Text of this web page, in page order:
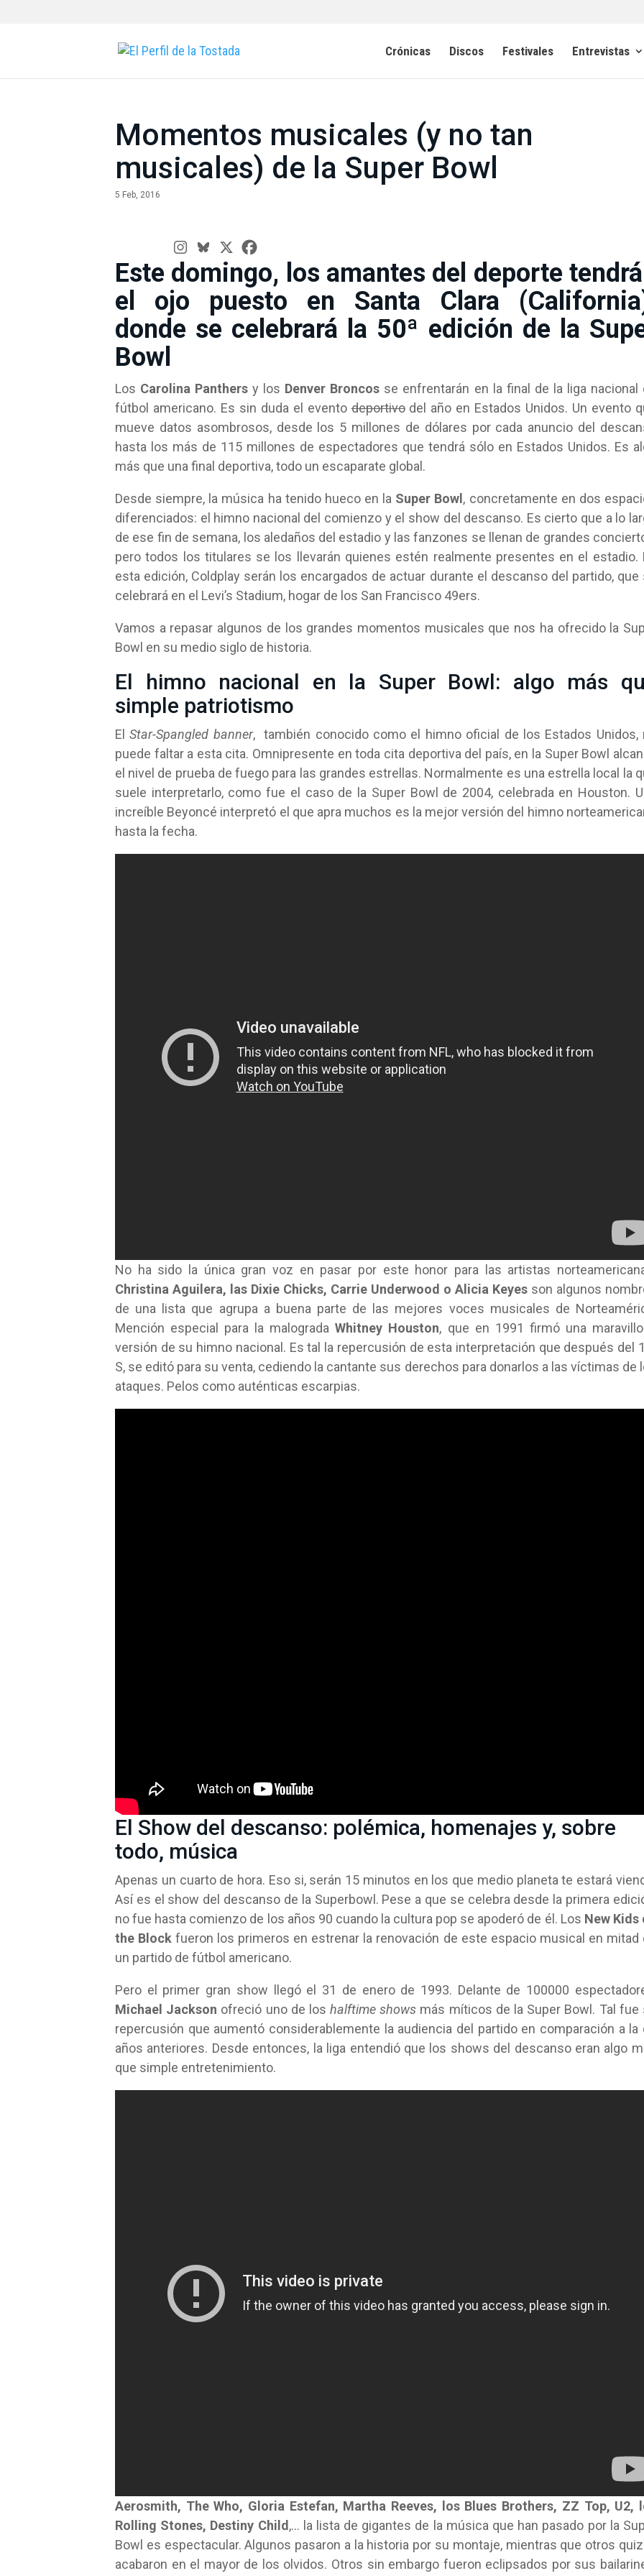
Crónicas Discos Festivales Entrevistas
Momentos musicales (y no tan
musicales) de la Super Bowl
5 Feb, 2016
Este domingo, los amantes del deporte
el ojo puesto en Santa Clara
donde se celebrará la 50ª edición de la
Bowl
Los Carolina Panthers y los Denver Broncos se enfrentarán en la final de la liga nacional
fútbol americano. Es sin duda el eventodeportivodel año en Estados Unidos. Un evento
mueve datos asombrosos, desde los 5 millones de dólares por cada anuncio del
hasta los más de 115 millones de espectadores que tendrá sólo en Estados Unidos. Es
más que una final deportiva, todo un escaparate global.
Desde siempre, la música ha tenido hueco en la Super Bowl , concretamente en dos
diferenciados: el himno nacional del comienzo y el show del descanso. Es cierto que a lo
de ese fin de semana, los aledaños del estadio y las fanzones se llenan de grandes
pero todos los titulares se los llevarán quienes estén realmente presentes en el estadio.
esta edición, Coldplay serán los encargados de actuar durante el descanso del partido, que
celebrará en el Levi’s Stadium, hogar de los San Francisco 49ers.
Vamos a repasar algunos de los grandes momentos musicales que nos ha ofrecido la
Bowl en su medio siglo de historia.
El himno nacional en la Super Bowl: algo más
simple patriotismo
ElStar-Spangled banner, también conocido como el himno oficial de los Estados Unidos,
puede faltar a esta cita. Omnipresente en toda cita deportiva del país, en la Super Bowl
el nivel de prueba de fuego para las grandes estrellas. Normalmente es una estrella local la
suele interpretarlo, como fue el caso de la Super Bowl de 2004, celebrada en Houston.
increíble Beyoncé interpretó el que apra muchos es la mejor versión del himno
hasta la fecha.
No ha sido la única gran voz en pasar por este honor para las artistas
Christina Aguilera, las Dixie Chicks, Carrie Underwood o Alicia Keyesson algunos
de una lista que agrupa a buena parte de las mejores voces musicales de
Mención especial para la malogradaWhitney Houston, que en 1991 firmó una
versión de su himno nacional. Es tal la repercusión de esta interpretación que después del
S, se editó para su venta, cediendo la cantante sus derechos para donarlos a las víctimas de
ataques. Pelos como auténticas escarpias.
El Show del descanso: polémica, homenajes y, sobre
todo, música
Apenas un cuarto de hora. Eso si, serán 15 minutos en los que medio planeta te estará
Así es el show del descanso de la Superbowl. Pese a que se celebra desde la primera
no fue hasta comienzo de los años 90 cuando la cultura pop se apoderó de él. Los New Kids
the Block fueron los primeros en estrenar la renovación de este espacio musical en mitad
un partido de fútbol americano.
Pero el primer gran show llegó el 31 de enero de 1993. Delante de 100000
Michael Jackson ofreció uno de loshalftime shows más míticos de la Super Bowl. Tal fue
repercusión que aumentó considerablemente la audiencia del partido en comparación a la
años anteriores. Desde entonces, la liga entendió que los shows del descanso eran algo
que simple entretenimiento.
Aerosmith, The Who, Gloria Estefan, Martha Reeves, los Blues Brothers, ZZ Top, U2,
Rolling Stones, Destiny Child,… la lista de gigantes de la música que han pasado por la
Bowl es espectacular. Algunos pasaron a la historia por su montaje, mientras que otros
acabaron en el mayor de los olvidos. Otros sin embargo fueron eclipsados por sus